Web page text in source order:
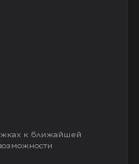
к ближайшей